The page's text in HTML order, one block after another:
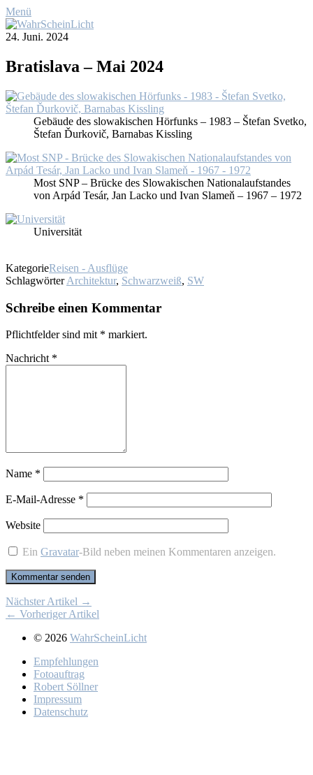
Menü
24. Juni. 2024
Bra­tis­la­va – Mai 2024
Ge­bäu­de des slo­wa­ki­schen Hör­funks – 1983 – Šte­fan Svet­ko,
Šte­fan Ďur­ko­vič, Bar­na­bas Kiss­ling
Most SNP – Brü­cke des Slo­wa­ki­schen Na­tio­nal­auf­stan­des
von Ar­pád Tesár, Jan Lacko und Ivan Sla­meň – 1967 – 1972
Uni­ver­si­tät
KategorieReisen - Ausflüge
Schlagwörter Architektur, Schwarzweiß, SW
Schreibe einen Kommentar
Pflichtfelder sind mit * markiert.
Nachricht *
Name *
E-Mail-Adresse *
Website
EinGravatar-Bild neben meinen Kommentaren anzeigen.
Nächster Artikel →
← Vorheriger Artikel
© 2026 WahrScheinLicht
Emp­feh­lun­gen
Fo­to­auf­trag
Ro­bert Söll­ner
Im­pres­sum
Da­ten­schutz